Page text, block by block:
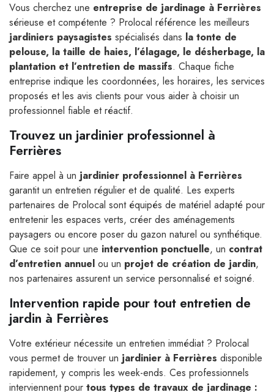
Vous cherchez une entreprise de jardinage à Ferrières
sérieuse et compétente ? Prolocal référence les meilleurs
jardiniers paysagistes spécialisés dans la tonte de
pelouse, la taille de haies, l’élagage, le désherbage, la
plantation et l’entretien de massifs. Chaque fiche
entreprise indique les coordonnées, les horaires, les services
proposés et les avis clients pour vous aider à choisir un
professionnel fiable et réactif.
Trouvez un jardinier professionnel à
Ferrières
Faire appel à un jardinier professionnel à Ferrières
garantit un entretien régulier et de qualité. Les experts
partenaires de Prolocal sont équipés de matériel adapté pour
entretenir les espaces verts, créer des aménagements
paysagers ou encore poser du gazon naturel ou synthétique.
Que ce soit pour une intervention ponctuelle, un contrat
d’entretien annuel ou un projet de création de jardin,
nos partenaires assurent un service personnalisé et soigné.
Intervention rapide pour tout entretien de
jardin à Ferrières
Votre extérieur nécessite un entretien immédiat ? Prolocal
vous permet de trouver un jardinier à Ferrières disponible
rapidement, y compris les week-ends. Ces professionnels
interviennent pour tous types de travaux de jardinage :